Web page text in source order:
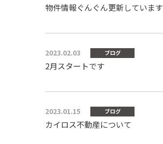
物件情報ぐんぐん更新しています
2023.02.03 ブログ
2月スタートです
2023.01.15 ブログ
カイロス不動産について